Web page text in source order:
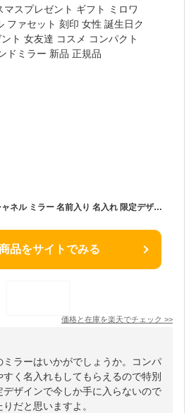
【P3倍★10/14-28h】シャネル ミラー 名前入り 名入れ 限定デザイン CHANEL ショップバッグ付属 クリスマスプレゼント ギフト ミロワール ドゥーブル ファセット 刻印 女性 誕生日クリスマスプレゼント 女友達 コスメ コンパクトミラー 手鏡 ハンドミラー 新品 正規品
品をサイトでみる
価格と在庫を楽天でチェック >>
ミラーはいかがでしょうか。コンパ
く名入れもしてもらえるので特別
ザインで今しか手に入らないので
だと思いますよ。